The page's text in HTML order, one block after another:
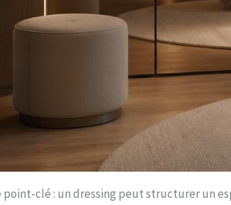
point-clé : un dressing peut structurer un